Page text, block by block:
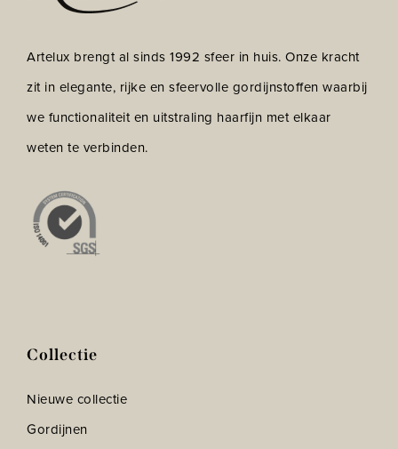
Artelux brengt al sinds 1992 sfeer in huis. Onze kracht
zit in elegante, rijke en sfeervolle gordijnstoffen waarbij
we functionaliteit en uitstraling haarfijn met elkaar
weten te verbinden.
Collectie
Nieuwe collectie
Gordijnen